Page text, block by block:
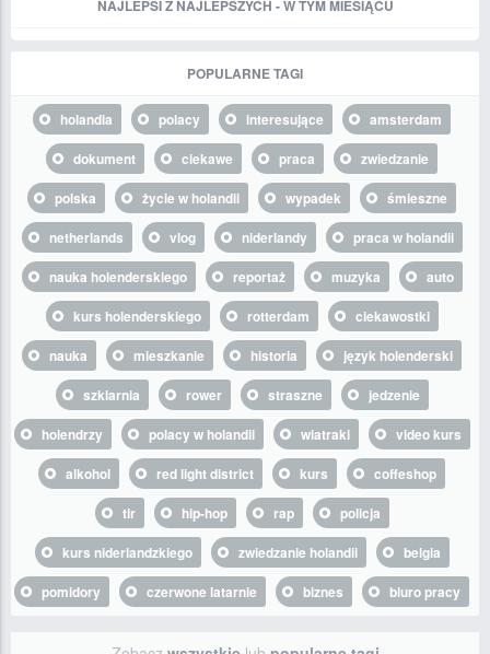
NAJLEPSI Z NAJLEPSZYCH - W TYM MIESIĄCU
POPULARNE TAGI
holandia polacy interesujące
amsterdam
dokument
ciekawe praca
zwiedzanie
polska
życie w holandii wypadek
śmieszne
netherlands
vlog niderlandy
praca w holandii
nauka holenderskiego
reportaż muzyka
auto
kurs holenderskiego
rotterdam
ciekawostki
nauka
mieszkanie historia
język holenderski
szklarnia
rower straszne
jedzenie
holendrzy
polacy w holandii wiatraki
video kurs
alkohol
red light district kurs
coffeshop
tir
hip-hop rap
policja
kurs niderlandzkiego
zwiedzanie holandii
belgia
pomidory
czerwone latarnie biznes biuro pracy